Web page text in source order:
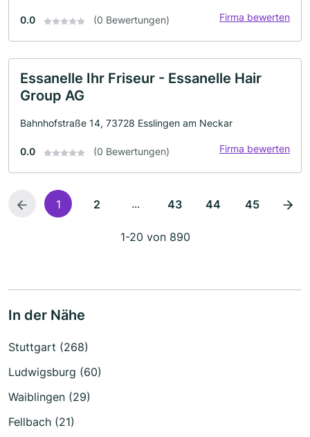
0.0 (0 Bewertungen) Firma bewerten
Essanelle Ihr Friseur - Essanelle Hair
Group AG
Bahnhofstraße 14, 73728 Esslingen am Neckar
0.0 (0 Bewertungen) Firma bewerten
1 2 ... 43 44 45
1-20 von 890
In der Nähe
Stuttgart (268)
Ludwigsburg (60)
Waiblingen (29)
Fellbach (21)